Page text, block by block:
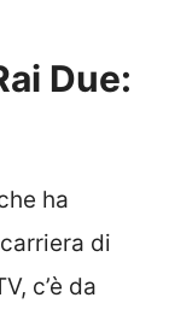
Due:
ha
di
c’è da